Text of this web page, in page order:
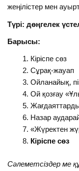
жеңілістер мен
Түрі: дөңгелек
Барысы:
Кіріспе сөз
Сұрақ-жауап
Ойланайық,
Ой қозғау
Назар
«Жүректен
Кіріспе сөз
Сәлеметсіздер ме